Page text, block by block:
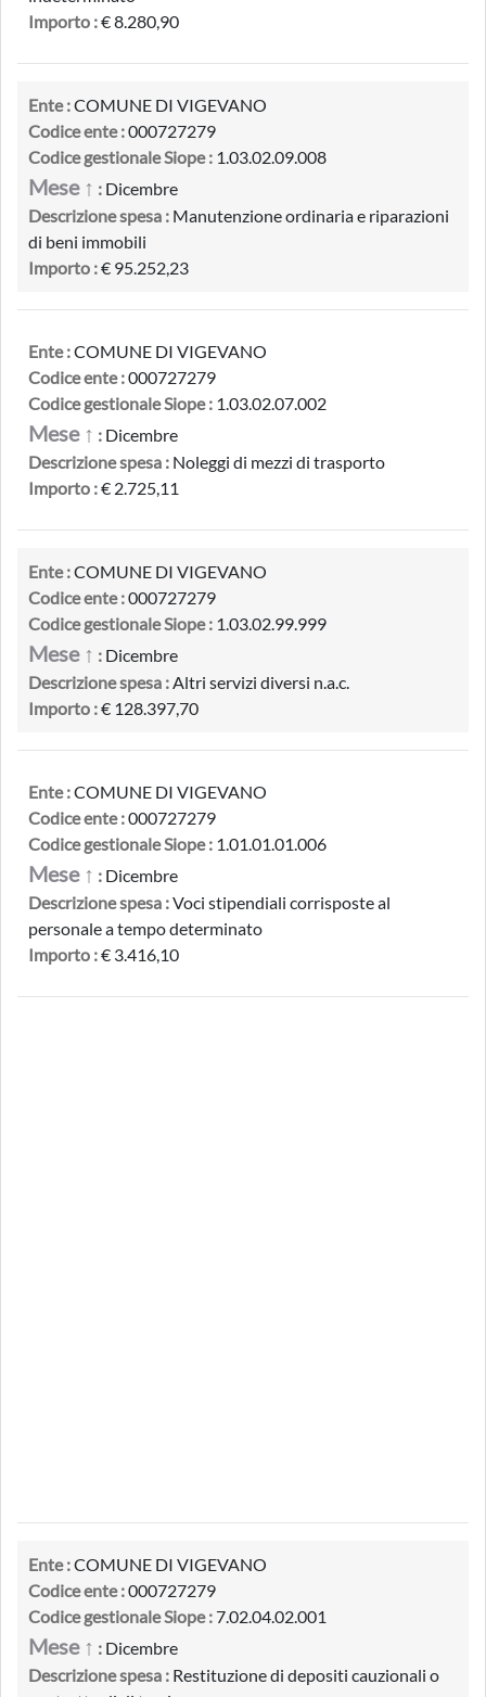
Importo :€ 8.280,90
Ente :COMUNE DI VIGEVANO
Codice ente :000727279
Codice gestionale Siope : 1.03.02.09.008
Mese ↑ : Dicembre
Descrizione spesa : Manutenzione ordinaria e riparazioni
di beni immobili
Importo :€ 95.252,23
Ente :COMUNE DI VIGEVANO
Codice ente :000727279
Codice gestionale Siope : 1.03.02.07.002
Mese ↑ : Dicembre
Descrizione spesa : Noleggi di mezzi di trasporto
Importo :€ 2.725,11
Ente :COMUNE DI VIGEVANO
Codice ente :000727279
Codice gestionale Siope : 1.03.02.99.999
Mese ↑ : Dicembre
Descrizione spesa :Altri servizi diversi n.a.c.
Importo :€ 128.397,70
Ente :COMUNE DI VIGEVANO
Codice ente :000727279
Codice gestionale Siope : 1.01.01.01.006
Mese ↑ : Dicembre
Descrizione spesa :Voci stipendiali corrisposte al
personale a tempo determinato
Importo :€ 3.416,10
Ente :COMUNE DI VIGEVANO
Codice ente :000727279
Codice gestionale Siope :7.02.04.02.001
Mese ↑ : Dicembre
Descrizione spesa : Restituzione di depositi cauzionali o